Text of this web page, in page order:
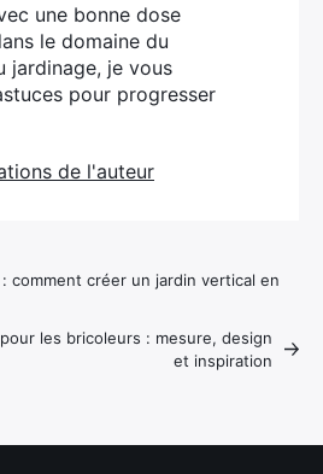
une bonne dose
le domaine du
jardinage, je vous
pour progresser
de l'auteur
comment créer un jardin vertical en
les bricoleurs : mesure, design
et inspiration